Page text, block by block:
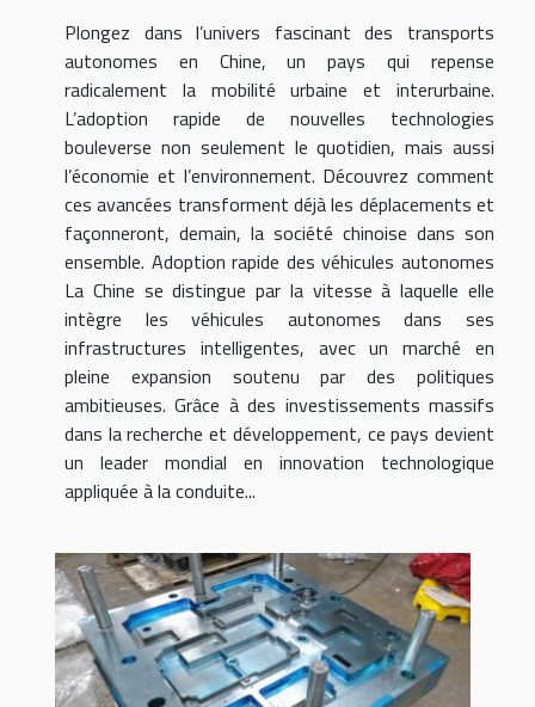
Plongez dans l’univers fascinant des transports
autonomes en Chine, un pays qui repense
radicalement la mobilité urbaine et interurbaine.
L’adoption rapide de nouvelles technologies
bouleverse non seulement le quotidien, mais aussi
l’économie et l’environnement. Découvrez comment
ces avancées transforment déjà les déplacements et
façonneront, demain, la société chinoise dans son
ensemble. Adoption rapide des véhicules autonomes
La Chine se distingue par la vitesse à laquelle elle
intègre les véhicules autonomes dans ses
infrastructures intelligentes, avec un marché en
pleine expansion soutenu par des politiques
ambitieuses. Grâce à des investissements massifs
dans la recherche et développement, ce pays devient
un leader mondial en innovation technologique
appliquée à la conduite...